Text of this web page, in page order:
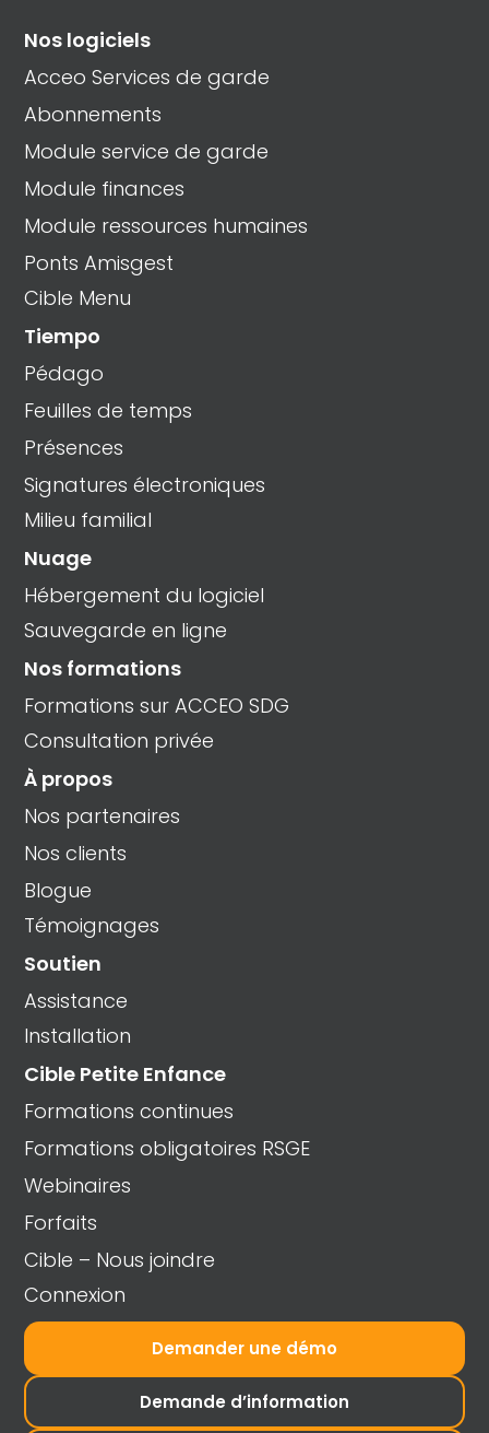
Nos logiciels
Acceo Services de garde
Abonnements
Module service de garde
Module finances
Module ressources humaines
Ponts Amisgest
Cible Menu
Tiempo
Pédago
Feuilles de temps
Présences
Signatures électroniques
Milieu familial
Nuage
Hébergement du logiciel
Sauvegarde en ligne
Nos formations
Formations sur ACCEO SDG
Consultation privée
À propos
Nos partenaires
Nos clients
Blogue
Témoignages
Soutien
Assistance
Installation
Cible Petite Enfance
Formations continues
Formations obligatoires RSGE
Webinaires
Forfaits
Cible – Nous joindre
Connexion
Demander une démo
Demande d’information